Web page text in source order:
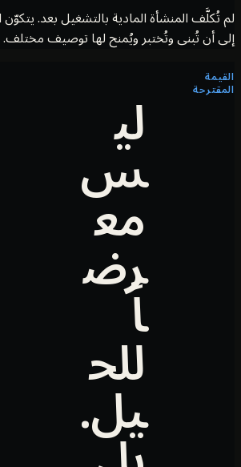
إلى أن تُبنى وتُختبر ويُمنح لها توصيف مختلف.
القيمة
المقترحة لي
س
مع
رض
اً
للح
يل.